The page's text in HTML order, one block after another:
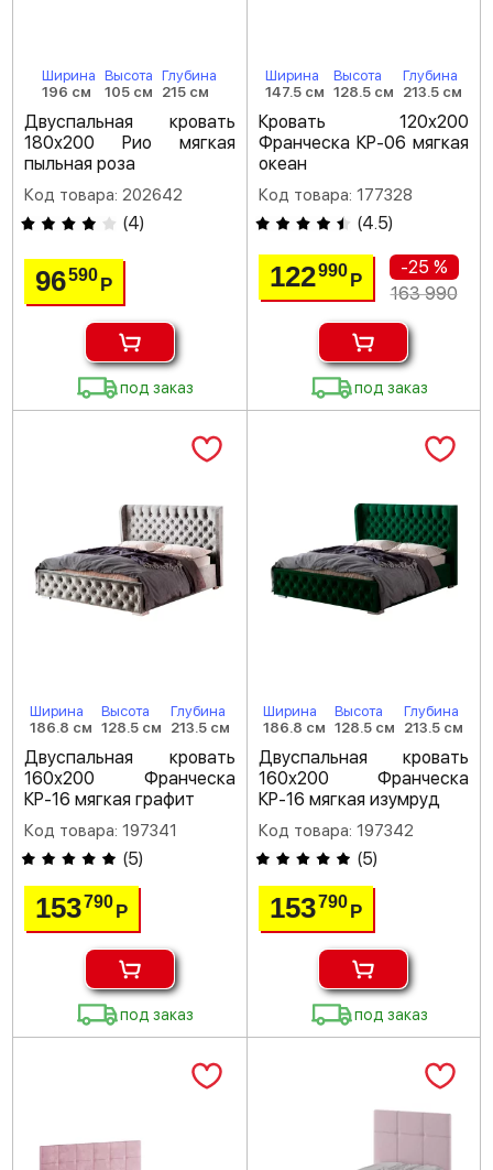
Ширина
196 см
Высота
105 см
Глубина
215 см
Двуспальная кровать
180х200 Рио мягкая
пыльная роза
Код товара: 202642
(4)
96590Р
под заказ
Ширина
147.5 см
Высота
128.5 см
Глубина
213.5 см
Кровать 120х200
Франческа КР-06 мягкая
океан
Код товара: 177328
(4.5)
122990 Р
-25 %
163 990
под заказ
Ширина
186.8 см
Высота
128.5 см
Глубина
213.5 см
Двуспальная кровать
160х200 Франческа
КР-16 мягкая графит
Код товара: 197341
(5)
153790Р
под заказ
Ширина
186.8 см
Высота
128.5 см
Глубина
213.5 см
Двуспальная кровать
160х200 Франческа
КР-16 мягкая изумруд
Код товара: 197342
(5)
153790 Р
под заказ